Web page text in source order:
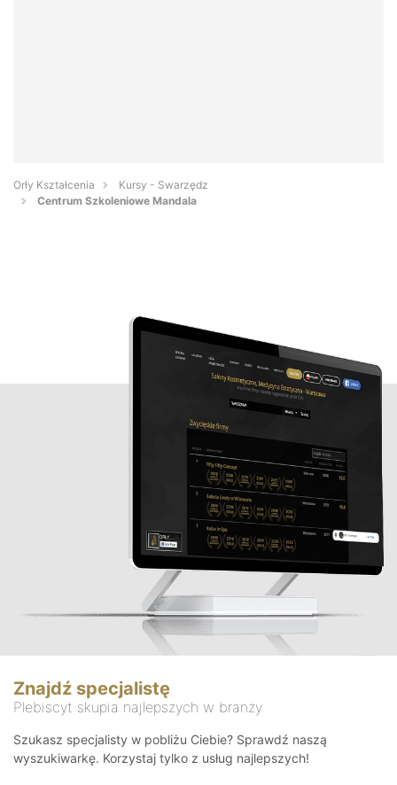
Orły Kształcenia
Kursy - Swarzędz
Centrum Szkoleniowe Mandala
Znajdź specjalistę
Plebiscyt skupia najlepszych w branży
Szukasz specjalisty w pobliżu Ciebie? Sprawdź naszą
wyszukiwarkę. Korzystaj tylko z usług najlepszych!